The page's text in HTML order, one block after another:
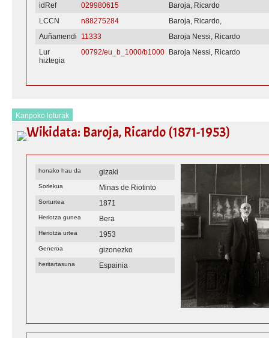
idRef 029980615
Baroja, Ricardo
LCCN
n88275284
Baroja, Ricardo,
Auñamendi
11333
Baroja Nessi, Ricardo
Lur
hiztegia
00792/eu_b_1000/b1000 Baroja Nessi, Ricardo
Kanpoko loturak
Wikidata: Baroja, Ricardo (1871-1953)
honako hau da gizaki
Sorlekua Minas de Riotinto
Sorturtea 1871
Heriotza gunea Bera
Heriotza urtea 1953
Generoa gizonezko
heritartasuna Espainia